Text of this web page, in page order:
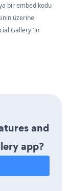
bir embed kodu
üzerine
Gallery 'in
and
app?